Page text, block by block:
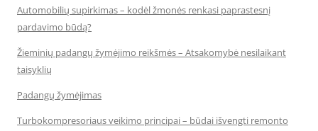
Automobilių supirkimas – kodėl žmonės renkasi paprastesnį
pardavimo būdą?
Žieminių padangų žymėjimo reikšmės – Atsakomybė nesilaikant
taisyklių
Padangų žymėjimas
Turbokompresoriaus veikimo principai – būdai išvengti remonto